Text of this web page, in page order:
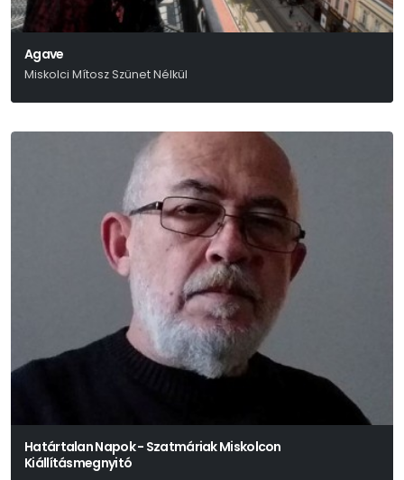
Agave
Miskolci Mítosz Szünet Nélkül
Határtalan Napok - Szatmáriak Miskolcon
Kiállításmegnyitó